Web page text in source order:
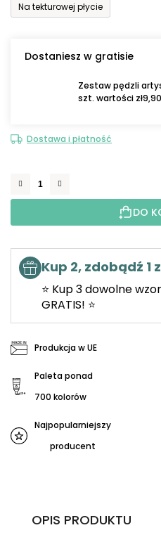
Na tekturowej płycie
Dostaniesz w gratisie
Zestaw pędzli
szt. wartości zł9,90
Dostawa i płatność
DO
Kup 2, zdobądź 1
⭐ Kup 3 dowolne
GRATIS! ⭐
Produkcja w UE
Paleta ponad
700 kolorów
Najpopularniejszy
producent
OPIS PRODUKTU